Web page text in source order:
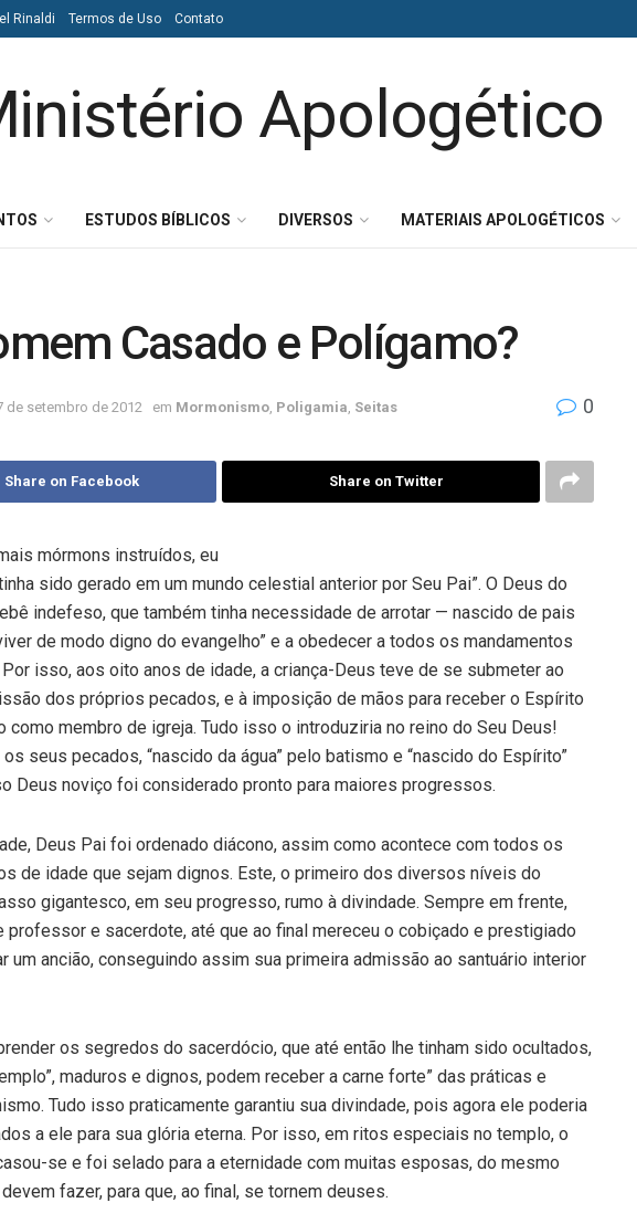
Rinaldi Termos de Uso Contato
ESTUDOS BÍBLICOS DIVERSOS MATERIAIS APOLOGÉTICOS
Casado e Polígamo?
de setembro de 2012 em Mormonismo Poligamia Seitas 0
Share on Facebook Share on Twitter
mórmons instruídos, eu
sido gerado em um mundo celestial anterior por Seu Pai”. O Deus do
indefeso, que também tinha necessidade de arrotar — nascido de pais
de modo digno do evangelho” e a obedecer a todos os mandamentos
isso, aos oito anos de idade, a criança-Deus teve de se submeter ao
dos próprios pecados, e à imposição de mãos para receber o Espírito
como membro de igreja. Tudo isso o introduziria no reino do Seu Deus!
seus pecados, “nas­cido da água” pelo batismo e “nascido do Espírito”
Deus noviço foi considerado pronto para maiores progressos.
Deus Pai foi ordenado diácono, assim como acontece com todos os
de idade que sejam dignos. Este, o primeiro dos diversos níveis do
gigantesco, em seu progresso, rumo à divindade. Sempre em frente,
e sacerdote, até que ao final mereceu o cobiçado e prestigiado
um ancião, conseguindo assim sua primeira admissão ao santuário interior
os segredos do sacerdócio, que até então lhe tinham sido ocultados,
maduros e dignos, podem receber a carne forte” das práticas e
Tudo isso praticamente garantiu sua divindade, pois agora ele poderia
a ele para sua glória eterna. Por isso, em ritos especiais no templo, o
se e foi selado para a eternidade com muitas esposas, do mesmo
fazer, para que, ao final, se tornem deuses.